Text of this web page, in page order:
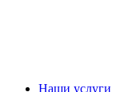
Наши услуги